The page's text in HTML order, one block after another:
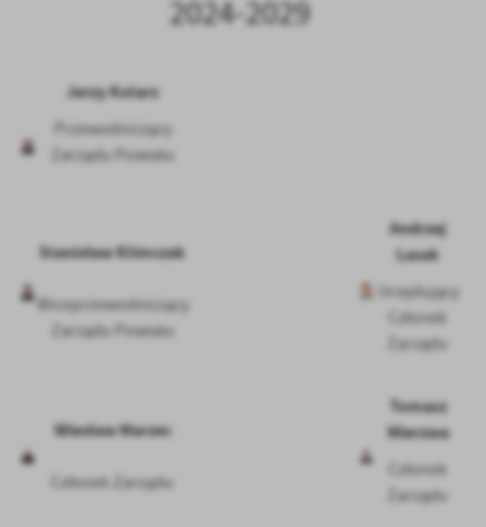
Firmy te działają w charakterze pośredników prezentujących nasze
treści w postaci wiadomości, ofert, komunikatów mediów
2024-2029
Jerzy Kolarz
Przewodniczący
Zarządu Powiatu
Stanisław Klimczak
Wiceprzewodniczący
Zarządu Powiatu
Andrzej
Lasak
Urzędujący
Członek
Zarządu
Wiesław Marzec
Członek Zarządu
Tomasz
Mierzwa
Członek
Zarządu